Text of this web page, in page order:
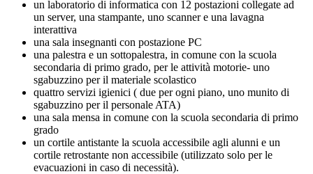
un laboratorio di informatica con 12 postazioni collegate ad
un server, una stampante, uno scanner e una lavagna
interattiva
una sala insegnanti con postazione PC
una palestra e un sottopalestra, in comune con la scuola
secondaria di primo grado, per le attività motorie- uno
sgabuzzino per il materiale scolastico
quattro servizi igienici ( due per ogni piano, uno munito di
sgabuzzino per il personale ATA)
una sala mensa in comune con la scuola secondaria di primo
grado
un cortile antistante la scuola accessibile agli alunni e un
cortile retrostante non accessibile (utilizzato solo per le
evacuazioni in caso di necessità).